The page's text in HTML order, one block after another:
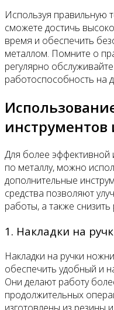
Используя правильную
сможете достичь
время и обеспечить
металлом. Помните о
регулярно
работоспособность на
Для более
по металлу, можно
дополнительные
средства позволяют
работы, а также
1. Накладки на
Накладки на ручки
обеспечить удобный и
Они делают работу
продолжительных
изготовлены из резины